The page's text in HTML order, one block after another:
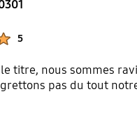
5
titre, nous sommes
pas du tout